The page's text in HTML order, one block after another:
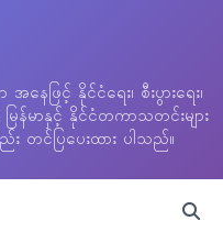
ေဖြင့် နိုင်ငံရေး၊ စီးပွားရေး၊
ြန်မာနှင့် နိုင်ငံတကာသတင်းများ
င်ပြပေးထား ပါသည်။